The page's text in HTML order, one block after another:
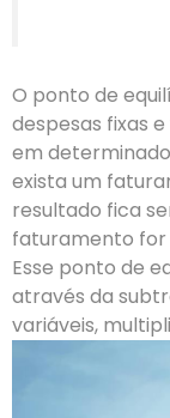
O ponto de
despesas fixas
em
exista um
resultado fica
faturamento for
Esse ponto de
através da
variáveis,